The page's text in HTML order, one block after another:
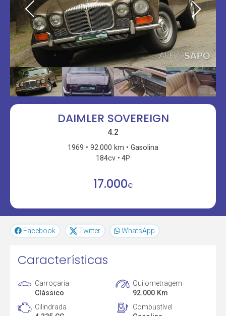
DAIMLER SOVEREIGN
4.2
1969 92.000 km
Gasolina
184cv
4P
17.000€
Facebook Twitter WhatsApp
Características
Carroçaria
Clássico
Quilometragem
92.000 Km
Cilindrada
Combustível